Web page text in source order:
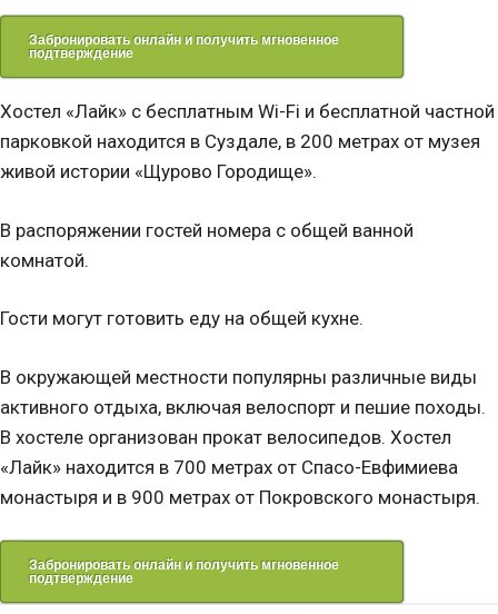
Забронировать онлайн и получить мгновенное
подтверждение
Хостел «Лайк» с бесплатным Wi-Fi и бесплатной частной
парковкой находится в Суздале, в 200 метрах от музея
живой истории «Щурово Городище».
В распоряжении гостей номера с общей ванной
комнатой.
Гости могут готовить еду на общей кухне.
В окружающей местности популярны различные виды
активного отдыха, включая велоспорт и пешие походы.
В хостеле организован прокат велосипедов. Хостел
«Лайк» находится в 700 метрах от Спасо-Евфимиева
монастыря и в 900 метрах от Покровского монастыря.
Забронировать онлайн и получить мгновенное
подтверждение